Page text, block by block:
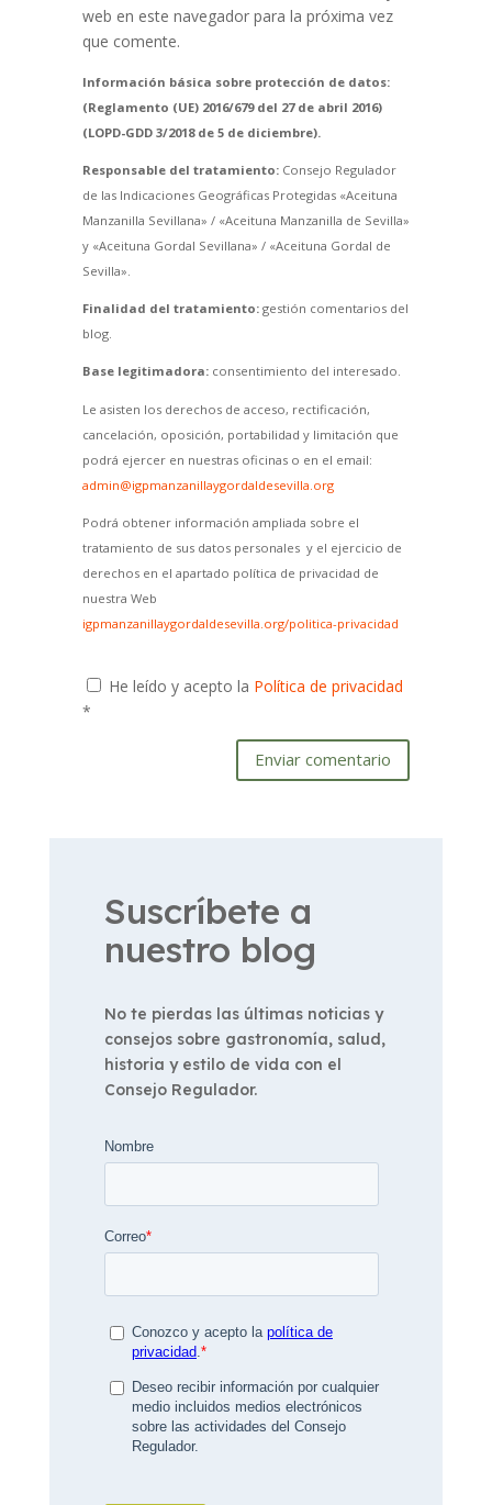
web en este navegador para la próxima vez
que comente.
Información básica sobre protección de datos:
(Reglamento (UE) 2016/679 del 27 de abril 2016)
(LOPD-GDD 3/2018 de 5 de diciembre).
Responsable del tratamiento:Consejo Regulador
de las Indicaciones Geográficas Protegidas «Aceituna
Manzanilla Sevillana» / «Aceituna Manzanilla de Sevilla»
y «Aceituna Gordal Sevillana» / «Aceituna Gordal de
Sevilla».
Finalidad del tratamiento:gestión comentarios del
blog.
Base legitimadora:consentimiento del interesado.
Le asisten los derechos de acceso, rectificación,
cancelación, oposición, portabilidad y limitación que
podrá ejercer en nuestras oficinas o en el email:
admin@igpmanzanillaygordaldesevilla.org
Podrá obtener información ampliada sobre el
tratamiento de sus datos personales y el ejercicio de
derechos en el apartado política de privacidad de
nuestra Web
igpmanzanillaygordaldesevilla.org/politica-privacidad
He leído y acepto la Política de privacidad
*
Enviar comentario
Suscríbete a
nuestro blog
No te pierdas las últimas noticias y
consejos sobre gastronomía, salud,
historia y estilo de vida con el
Consejo Regulador.